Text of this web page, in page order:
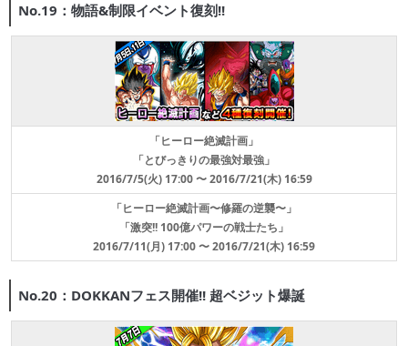
No.19：物語&制限イベント復刻!!
「ヒーロー絶滅計画」
「とびっきりの最強対最強」
2016/7/5(火) 17:00 〜 2016/7/21(木) 16:59
「ヒーロー絶滅計画〜修羅の逆襲〜」
「激突!! 100億パワーの戦士たち」
2016/7/11(月) 17:00 〜 2016/7/21(木) 16:59
No.20：DOKKANフェス開催!! 超ベジット爆誕